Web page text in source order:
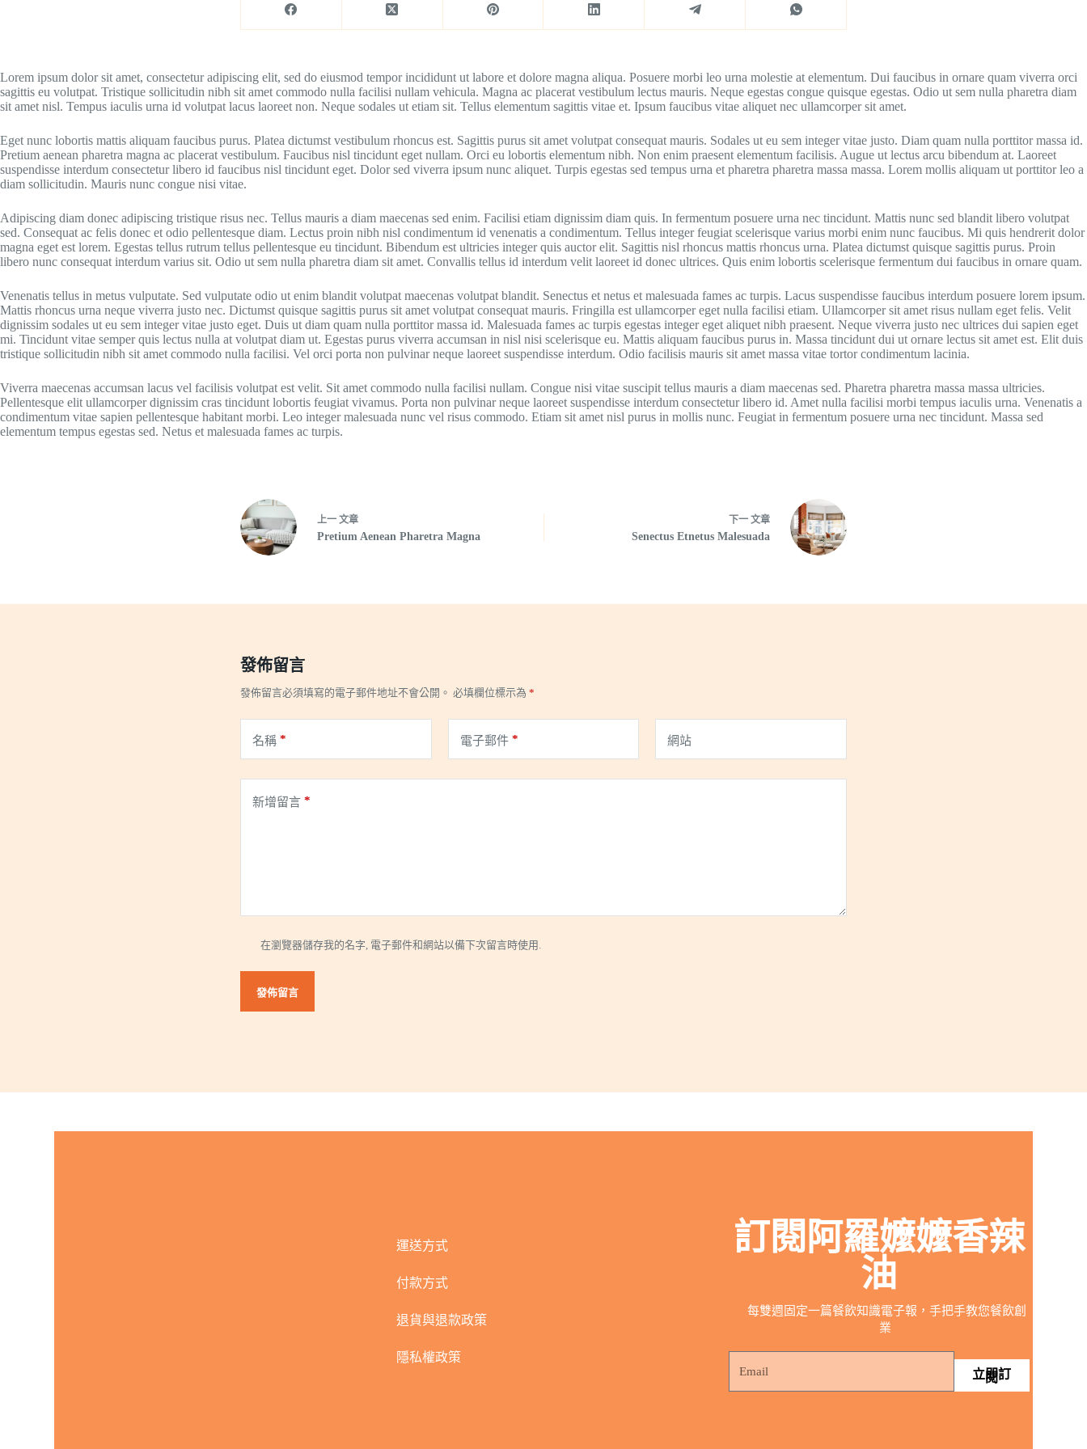
Lorem ipsum dolor sit amet, consectetur adipiscing elit, sed do eiusmod tempor incididunt ut labore et dolore magna aliqua. Posuere morbi leo urna molestie at elementum. Dui faucibus in ornare quam viverra orci
sagittis eu volutpat. Tristique sollicitudin nibh sit amet commodo nulla facilisi nullam vehicula. Magna ac placerat vestibulum lectus mauris. Neque egestas congue quisque egestas. Odio ut sem nulla pharetra diam
sit amet nisl. Tempus iaculis urna id volutpat lacus laoreet non. Neque sodales ut etiam sit. Tellus elementum sagittis vitae et. Ipsum faucibus vitae aliquet nec ullamcorper sit amet.
Eget nunc lobortis mattis aliquam faucibus purus. Platea dictumst vestibulum rhoncus est. Sagittis purus sit amet volutpat consequat mauris. Sodales ut eu sem integer vitae justo. Diam quam nulla porttitor massa id.
Pretium aenean pharetra magna ac placerat vestibulum. Faucibus nisl tincidunt eget nullam. Orci eu lobortis elementum nibh. Non enim praesent elementum facilisis. Augue ut lectus arcu bibendum at. Laoreet
suspendisse interdum consectetur libero id faucibus nisl tincidunt eget. Dolor sed viverra ipsum nunc aliquet. Turpis egestas sed tempus urna et pharetra pharetra massa massa. Lorem mollis aliquam ut porttitor leo a
diam sollicitudin. Mauris nunc congue nisi vitae.
Adipiscing diam donec adipiscing tristique risus nec. Tellus mauris a diam maecenas sed enim. Facilisi etiam dignissim diam quis. In fermentum posuere urna nec tincidunt. Mattis nunc sed blandit libero volutpat
sed. Consequat ac felis donec et odio pellentesque diam. Lectus proin nibh nisl condimentum id venenatis a condimentum. Tellus integer feugiat scelerisque varius morbi enim nunc faucibus. Mi quis hendrerit dolor
magna eget est lorem. Egestas tellus rutrum tellus pellentesque eu tincidunt. Bibendum est ultricies integer quis auctor elit. Sagittis nisl rhoncus mattis rhoncus urna. Platea dictumst quisque sagittis purus. Proin
libero nunc consequat interdum varius sit. Odio ut sem nulla pharetra diam sit amet. Convallis tellus id interdum velit laoreet id donec ultrices. Quis enim lobortis scelerisque fermentum dui faucibus in ornare quam.
Venenatis tellus in metus vulputate. Sed vulputate odio ut enim blandit volutpat maecenas volutpat blandit. Senectus et netus et malesuada fames ac turpis. Lacus suspendisse faucibus interdum posuere lorem ipsum.
Mattis rhoncus urna neque viverra justo nec. Dictumst quisque sagittis purus sit amet volutpat consequat mauris. Fringilla est ullamcorper eget nulla facilisi etiam. Ullamcorper sit amet risus nullam eget felis. Velit
dignissim sodales ut eu sem integer vitae justo eget. Duis ut diam quam nulla porttitor massa id. Malesuada fames ac turpis egestas integer eget aliquet nibh praesent. Neque viverra justo nec ultrices dui sapien eget
mi. Tincidunt vitae semper quis lectus nulla at volutpat diam ut. Egestas purus viverra accumsan in nisl nisi scelerisque eu. Mattis aliquam faucibus purus in. Massa tincidunt dui ut ornare lectus sit amet est. Elit duis
tristique sollicitudin nibh sit amet commodo nulla facilisi. Vel orci porta non pulvinar neque laoreet suspendisse interdum. Odio facilisis mauris sit amet massa vitae tortor condimentum lacinia.
Viverra maecenas accumsan lacus vel facilisis volutpat est velit. Sit amet commodo nulla facilisi nullam. Congue nisi vitae suscipit tellus mauris a diam maecenas sed. Pharetra pharetra massa massa ultricies.
Pellentesque elit ullamcorper dignissim cras tincidunt lobortis feugiat vivamus. Porta non pulvinar neque laoreet suspendisse interdum consectetur libero id. Amet nulla facilisi morbi tempus iaculis urna. Venenatis a
condimentum vitae sapien pellentesque habitant morbi. Leo integer malesuada nunc vel risus commodo. Etiam sit amet nisl purus in mollis nunc. Feugiat in fermentum posuere urna nec tincidunt. Massa sed
elementum tempus egestas sed. Netus et malesuada fames ac turpis.
上一 文章
Pretium Aenean Pharetra Magna
下一 文章
Senectus Etnetus Malesuada
發佈留言
發佈留言必須填寫的電子郵件地址不會公開。 必填欄位標示為 *
名稱 * 電子郵件* 網站
新增留言 *
在瀏覽器儲存我的名字, 電子郵件和網站以備下次留言時使用.
發佈留言
運送方式
付款方式
退貨與退款政策
隱私權政策
訂閱阿羅嬤嬤香辣
油
每雙週固定一篇餐飲知識電子報，手把手教您餐飲創
業
立即訂
閱